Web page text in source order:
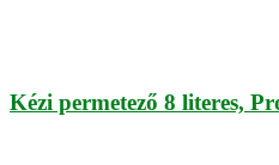
Kézi permetező 8 literes,